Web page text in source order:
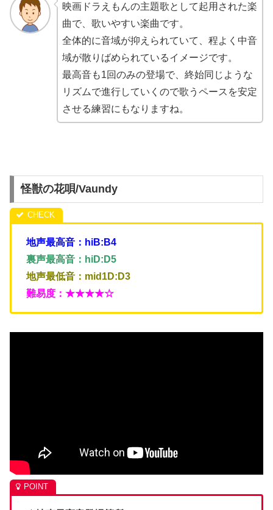
映画ドラえもんの主題歌として起用された楽
曲で、歌いやすい楽曲です。
全体的に音域が抑えられていて、程よく中音
域が散りばめられているイメージです。
最高音も1回のみの登場で、終始同じような
リズムで進行していくので歌うペースを安定
させる練習にもなりますね。
怪獣の花唄/Vaundy
地声最高音：hiB:B4
裏声最高音：hiD:D5
地声最低音：mid1D:D3
難易度：★★★★☆